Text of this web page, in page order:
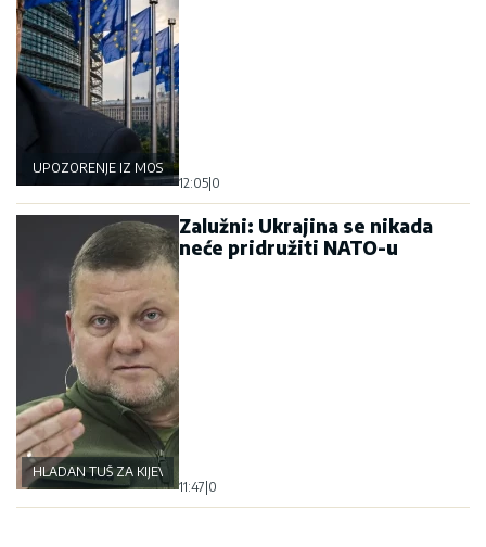
UPOZORENJE IZ MOSKVE
12:05 0
HLADAN TUŠ ZA KIJEV
Zalužni: Ukrajina se nikada
neće pridružiti NATO-u
11:47 0